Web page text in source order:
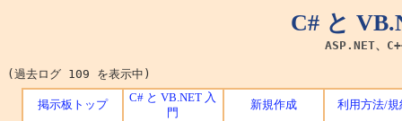
C# と
ASP.NET、
(過去ログ 109 を表示中)
掲示板トップ
C# と VB.NET 入
門
新規作成 利用方法/規